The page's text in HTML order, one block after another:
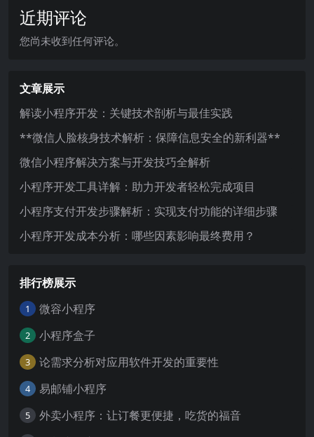
近期评论
您尚未收到任何评论。
文章展示
解读小程序开发：关键技术剖析与最佳实践
**微信人脸核身技术解析：保障信息安全的新利器**
微信小程序解决方案与开发技巧全解析
小程序开发工具详解：助力开发者轻松完成项目
小程序支付开发步骤解析：实现支付功能的详细步骤
小程序开发成本分析：哪些因素影响最终费用？
排行榜展示
1 微容小程序
2 小程序盒子
3 论需求分析对应用软件开发的重要性
4 易邮铺小程序
5 外卖小程序：让订餐更便捷，吃货的福音